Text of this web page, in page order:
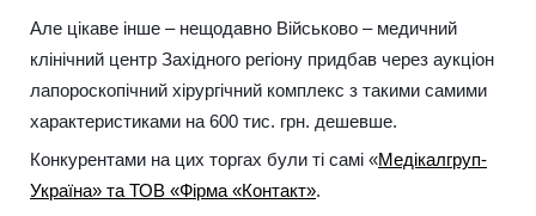
Але цікаве інше – нещодавно Військово – медичний
клінічний центр Західного регіону придбав через аукціон
лапороскопічний хірургічний комплекс з такими самими
характеристиками на 600 тис. грн. дешевше.
Конкурентами на цих торгах були ті самі «Медікалгруп-
Україна» та ТОВ «Фірма «Контакт».